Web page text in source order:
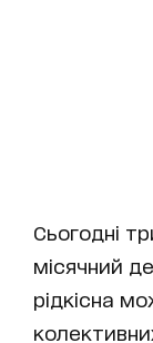
Сьогодні
місячний
рідкісна